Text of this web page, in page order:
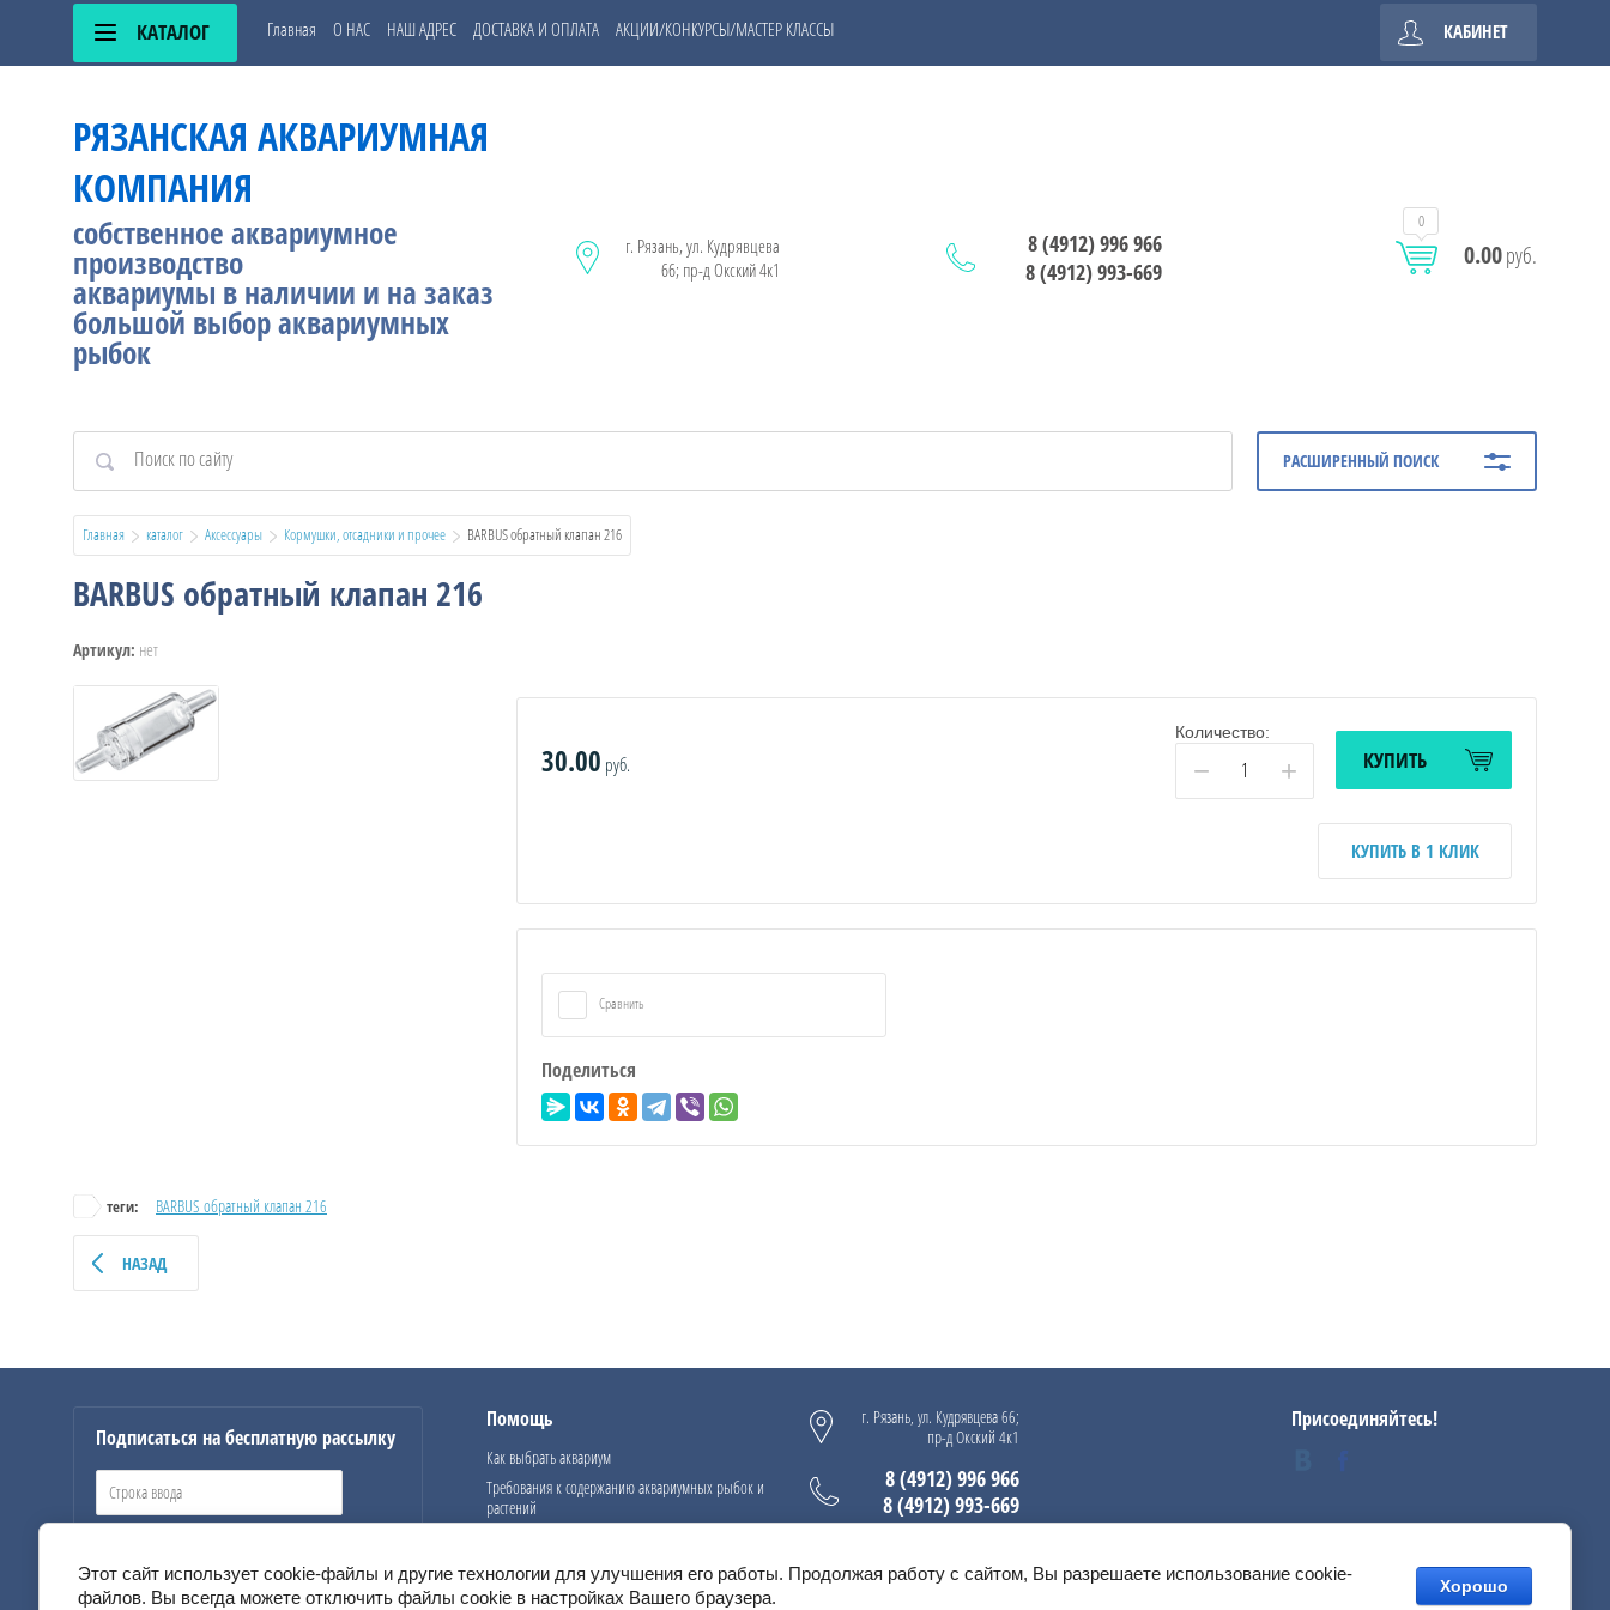
КАТАЛОГ Главная О НАС НАШ АДРЕС ДОСТАВКА И ОПЛАТА АКЦИИ/КОНКУРСЫ/МАСТЕР КЛАССЫ КАБИНЕТ
РЯЗАНСКАЯ АКВАРИУМНАЯ
КОМПАНИЯ
собственное аквариумное
производство
аквариумы в наличии и на заказ
большой выбор аквариумных
рыбок
г. Рязань, ул. Кудрявцева
66; пр-д Окский 4к1
8 (4912) 996 966
8 (4912) 993-669
0
0.00руб.
РАСШИРЕННЫЙ ПОИСК
Главная каталог Аксессуары Кормушки, отсадники и прочее
  BARBUS обратный клапан 216
BARBUS обратный клапан 216
Артикул: нет
30.00 руб.
Количество:
− + КУПИТЬ
КУПИТЬ В 1 КЛИК
Сравнить
Поделиться
теги: BARBUS обратный клапан 216
НАЗАД
Подписаться на бесплатную рассылку
Помощь
Как выбрать аквариум
Требования к содержанию аквариумных рыбок и
растений
г. Рязань, ул. Кудрявцева 66;
пр-д Окский 4к1
8 (4912) 996 966
8 (4912) 993-669
Присоединяйтесь!
Этот сайт использует cookie-файлы и другие технологии для улучшения его работы. Продолжая работу с сайтом, Вы разрешаете использование cookie-
файлов. Вы всегда можете отключить файлы cookie в настройках Вашего браузера.
Хорошо